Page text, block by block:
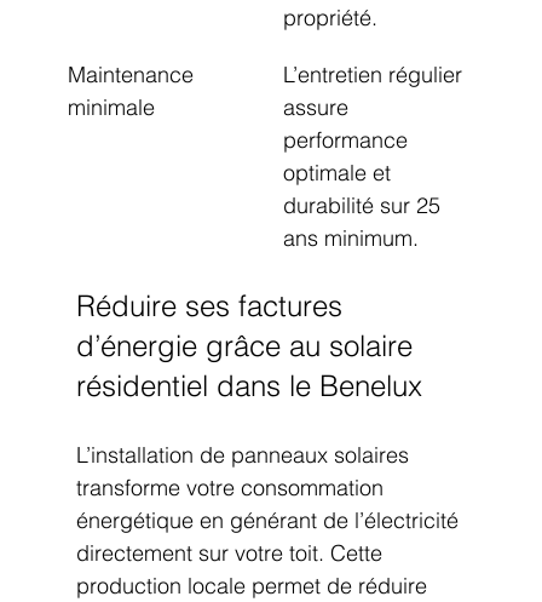
propriété.
Maintenance
minimale
L’entretien régulier
assure
performance
optimale et
durabilité sur 25
ans minimum.
Réduire ses factures
d’énergie grâce au solaire
résidentiel dans le Benelux
L’installation de panneaux solaires
transforme votre consommation
énergétique en générant de l’électricité
directement sur votre toit. Cette
production locale permet de réduire